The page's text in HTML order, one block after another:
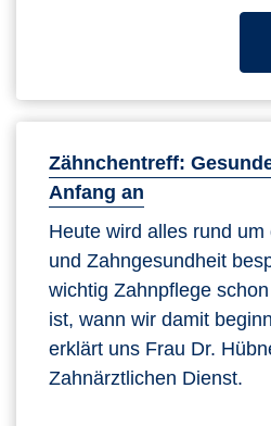
Zähnchentreff:
Anfang an
Heute wird alles rund
und Zahngesundheit
wichtig Zahnpflege
ist, wann wir damit
erklärt uns Frau Dr.
Zahnärztlichen Dienst.